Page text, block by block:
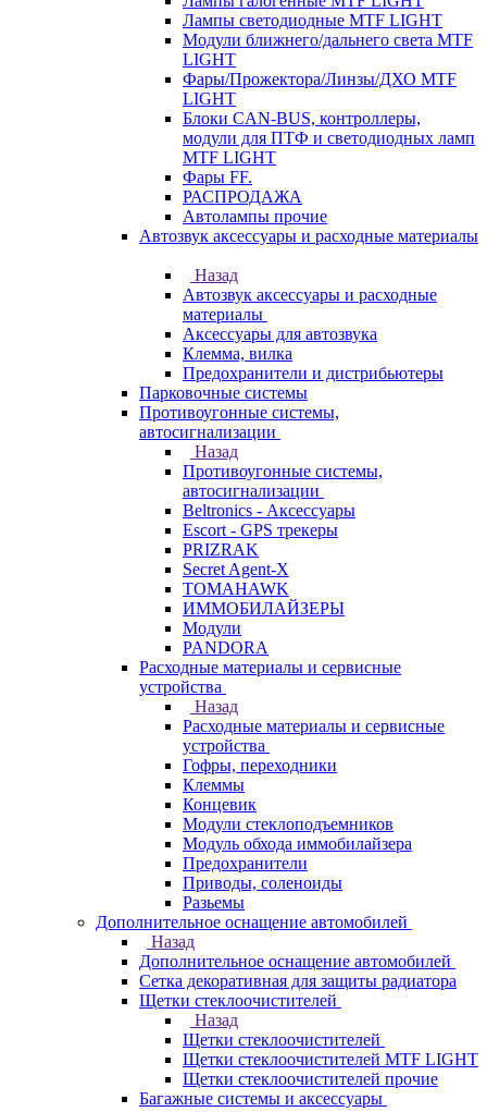
Лампы светодиодные MTF LIGHT
Модули ближнего/дальнего света MTF
LIGHT
Фары/Прожектора/Линзы/ДХО MTF
LIGHT
Блоки CAN-BUS, контроллеры,
модули для ПТФ и светодиодных ламп
MTF LIGHT
Фары FF.
РАСПРОДАЖА
Автолампы прочие
Автозвук аксессуары и расходные материалы
Назад
Автозвук аксессуары и расходные
материалы
Аксессуары для автозвука
Клемма, вилка
Предохранители и дистрибьютеры
Парковочные системы
Противоугонные системы,
автосигнализации
Назад
Противоугонные системы,
автосигнализации
Beltronics - Аксессуары
Escort - GPS трекеры
PRIZRAK
Secret Agent-X
TOMAHAWK
ИММОБИЛАЙЗЕРЫ
Модули
PANDORA
Расходные материалы и сервисные
устройства
Назад
Расходные материалы и сервисные
устройства
Гофры, переходники
Клеммы
Концевик
Модули стеклоподъемников
Модуль обхода иммобилайзера
Предохранители
Приводы, соленоиды
Разьемы
Дополнительное оснащение автомобилей
Назад
Дополнительное оснащение автомобилей
Сетка декоративная для защиты радиатора
Щетки стеклоочистителей
Назад
Щетки стеклоочистителей
Щетки стеклоочистителей MTF LIGHT
Щетки стеклоочистителей прочие
Багажные системы и аксессуары